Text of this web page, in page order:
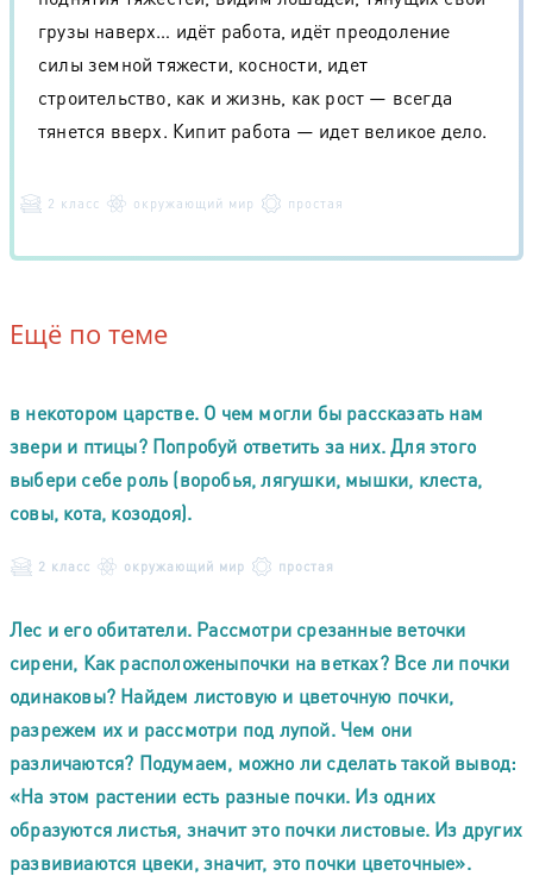
грузы наверх… идёт работа, идёт преодоление
силы земной тяжести, косности, идет
строительство, как и жизнь, как рост — всегда
тянется вверх. Кипит работа — идет великое дело.
2 класс окружающий мир простая
Ещё по теме
в некотором царстве. О чем могли бы рассказать нам
звери и птицы? Попробуй ответить за них. Для этого
выбери себе роль (воробья, лягушки, мышки, клеста,
совы, кота, козодоя).
2 класс окружающий мир простая
Лес и его обитатели. Рассмотри срезанные веточки
сирени, Как расположеныпочки на ветках? Все ли почки
одинаковы? Найдем листовую и цветочную почки,
разрежем их и рассмотри под лупой. Чем они
различаются? Подумаем, можно ли сделать такой вывод:
«На этом растении есть разные почки. Из одних
образуются листья, значит это почки листовые. Из других
развивиаются цвеки, значит, это почки цветочные».